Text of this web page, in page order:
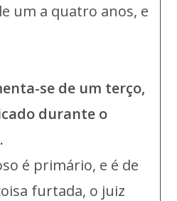
um a quatro anos, e
se de um terço,
durante o
é primário, e é de
furtada, o juiz